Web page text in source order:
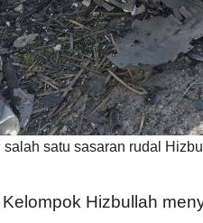
salah satu sasaran rudal
Hizbullah